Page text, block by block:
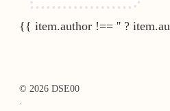
{{ item.author !== '' ?
© 2026 DSE00
·